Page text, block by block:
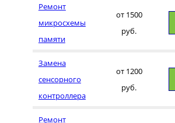
Ремонт
микросхемы
памяти
от 1500
руб.
Замена
сенсорного
контроллера
от 1200
руб.
Ремонт